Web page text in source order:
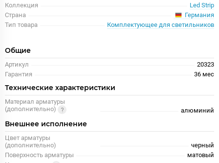
Коллекция
Led Strip
Страна
Германия
Тип товара
Комплектующее для светильников
Общие
Артикул
20323
Гарантия
36 меc
Технические характеристики
Материал арматуры
(дополнительно)
алюминий
Внешнее исполнение
Цвет арматуры
(дополнительно)
черный
Поверхность арматуры
матовый